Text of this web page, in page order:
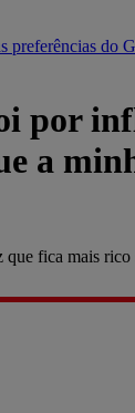
preferências do
por
a
fica mais